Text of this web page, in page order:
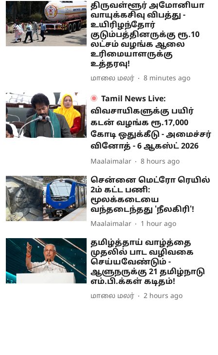
திருவள்ளூர் அமோனியா
வாயுக்கசிவு விபத்து -
உயிரிழந்தோர்
குடும்பத்தினருக்கு ரூ.10
லட்சம் வழங்க ஆலை
உரிமையாளருக்கு
உத்தரவு!
மாலை மலர் 8 minutes ago
Tamil News Live:
விவசாயிகளுக்கு பயிர்
கடன் வழங்க ரூ.17,000
கோடி ஒதுக்கீடு - அமைச்சர்
வினோத் - 6 ஆகஸ்ட் 2026
Maalaimalar 8 hours ago
சென்னை மெட்ரோ ரெயில்
2ம் கட்ட பணி:
மூலக்கடையை
வந்தடைந்தது 'நீலகிரி'!
Maalaimalar 1 hour ago
தமிழ்த்தாய் வாழ்த்தை
முதலில் பாட வழிவகை
செய்யவேண்டும் -
ஆளுநருக்கு 21 தமிழ்நாடு
எம்.பி.க்கள் கடிதம்!
மாலை மலர் 2 hours ago